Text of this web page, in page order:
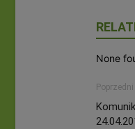
None
Poprzedni